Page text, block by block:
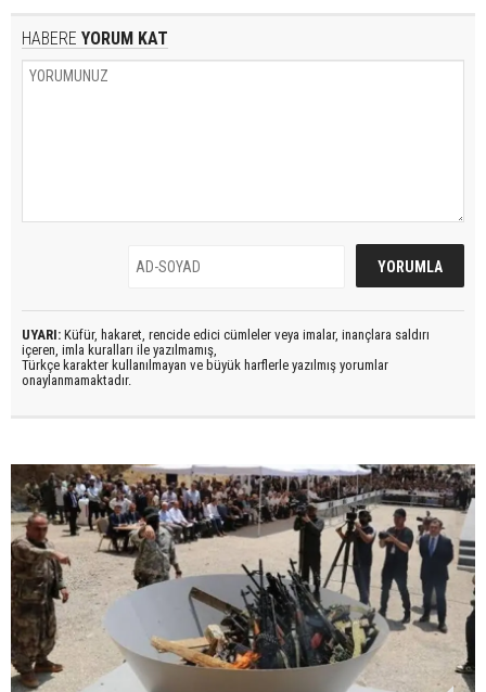
HABERE YORUM KAT
UYARI: Küfür, hakaret, rencide edici cümleler veya imalar, inançlara saldırı
içeren, imla kuralları ile yazılmamış,
Türkçe karakter kullanılmayan ve büyük harflerle yazılmış yorumlar
onaylanmamaktadır.